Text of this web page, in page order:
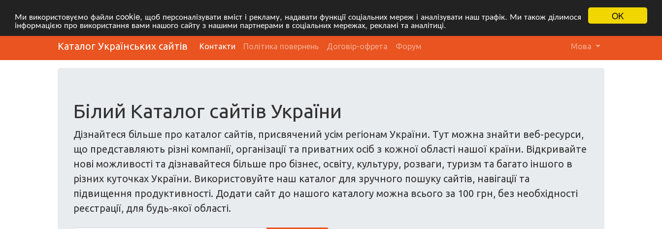
OK
Ми використовуємо файли cookie, щоб персоналізувати вміст і рекламу, надавати функції соціальних мереж і аналізувати наш трафік. Ми також ділимося
інформацією про використання вами нашого сайту з нашими партнерами в соціальних мережах, рекламі та аналітиці.
Каталог Українських сайтів Контакти Політика повернень Договір-офрета Форум Мова
Білий Каталог сайтів України
Дізнайтеся більше про каталог сайтів, присвячений усім регіонам України. Тут можна знайти веб-ресурси,
що представляють різні компанії, організації та приватних осіб з кожної області нашої країни. Відкривайте
нові можливості та дізнавайтеся більше про бізнес, освіту, культуру, розваги, туризм та багато іншого в
різних куточках України. Використовуйте наш каталог для зручного пошуку сайтів, навігації та
підвищення продуктивності. Додати сайт до нашого каталогу можна всього за 100 грн, без необхідності
реєстрації, для будь-якої області.